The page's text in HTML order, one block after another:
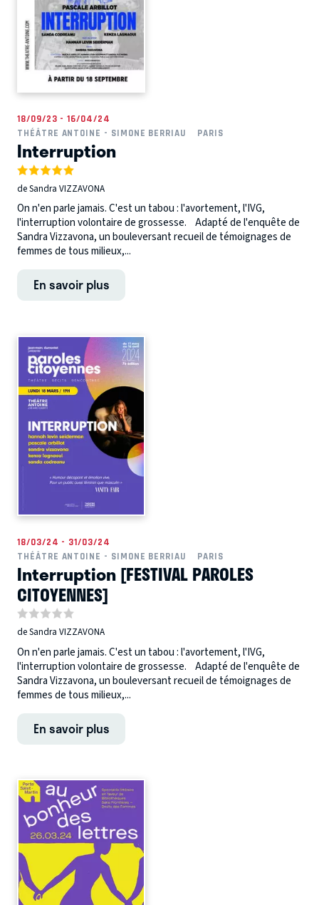
18/09/23 - 16/04/24
THÉÂTRE ANTOINE - SIMONE BERRIAU
PARIS
Interruption
de Sandra VIZZAVONA
On n'en parle jamais. C'est un tabou : l'avortement, l'IVG,
l'interruption volontaire de grossesse. Adapté de l'enquête de
Sandra Vizzavona, un bouleversant recueil de témoignages de
femmes de tous milieux,...
En savoir plus
18/03/24 - 31/03/24
THÉÂTRE ANTOINE - SIMONE BERRIAU
PARIS
Interruption [FESTIVAL PAROLES
CITOYENNES]
de Sandra VIZZAVONA
On n'en parle jamais. C'est un tabou : l'avortement, l'IVG,
l'interruption volontaire de grossesse. Adapté de l'enquête de
Sandra Vizzavona, un bouleversant recueil de témoignages de
femmes de tous milieux,...
En savoir plus